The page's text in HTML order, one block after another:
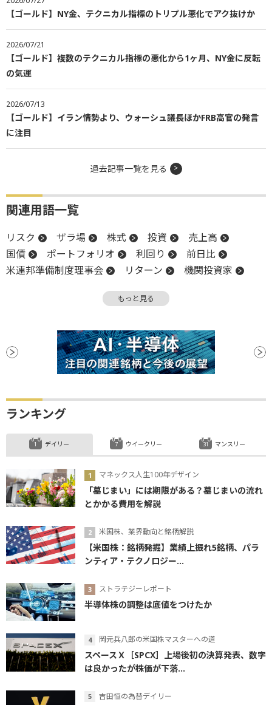
【ゴールド】NY金、テクニカル指標のトリプル悪化でアク抜けか
2026/07/21
【ゴールド】複数のテクニカル指標の悪化から1ヶ月、NY金に反転
の気運
2026/07/13
【ゴールド】イラン情勢より、ウォーシュ議長ほかFRB高官の発言
に注目
過去記事一覧を見る
関連用語一覧
リスク ザラ場 株式 投資
売上高
国債
ポートフォリオ 利回り
前日比
米連邦準備制度理事会
リターン
機関投資家
インフレ FOMC
FRB 終値 関税
金融政策決定会合
個人投資家
債券 週足
消費者物価指数
続伸 地政学リスク
ファンド
もっと見る
ランキング
デイリー
マネックス人生100年デザイン
「墓じまい」には期限がある？墓じまいの流れ
とかかる費用を解説
米国株、業界動向と銘柄解説
【米国株：銘柄発掘】業績上振れ5銘柄、パラ
ンティア・テクノロジー...
ストラテジーレポート
半導体株の調整は底値をつけたか
岡元兵八郎の米国株マスターへの道
スペースＸ［SPCX］上場後初の決算発表、数字
は良かったが株価が下落...
吉田恒の為替デイリー
ウイークリー マンスリー